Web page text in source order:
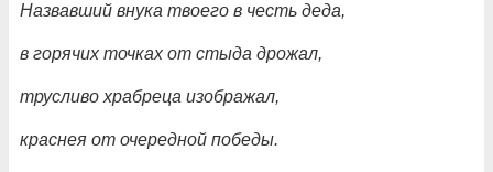
Назвавший внука твоего в честь деда,
в горячих точках от стыда дрожал,
трусливо храбреца изображал,
краснея от очередной победы.